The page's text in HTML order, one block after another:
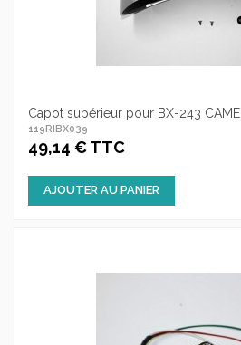
Capot supérieur pour BX-243 CAME
119RIBX039
49,14 € TTC
AJOUTER AU PANIER